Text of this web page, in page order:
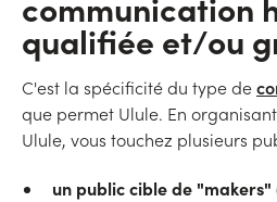
qualifiée et/ou
C'est la spécificité du type de
que permet Ulule. En
Ulule, vous touchez plusieurs
un public cible de